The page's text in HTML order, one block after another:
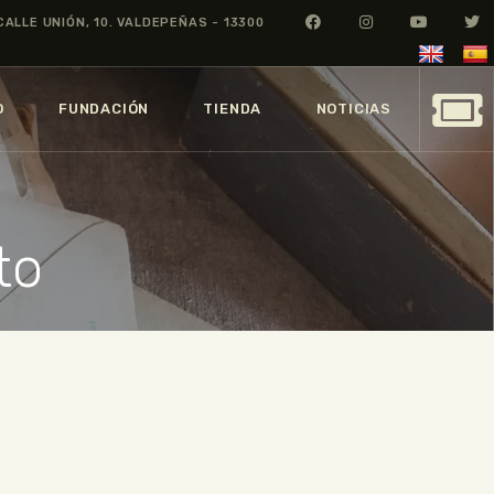
UNIÓN, 10. VALDEPEÑAS - 13300
FUNDACIÓN TIENDA NOTICIAS